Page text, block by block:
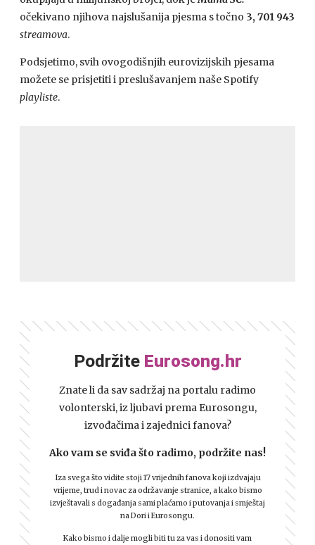
očekivano njihova najslušanija pjesma s točno 3, 701 943
streamova.
Podsjetimo, svih ovogodišnjih eurovizijskih pjesama
možete se prisjetiti i preslušavanjem naše Spotify
playliste.
Podržite Eurosong.hr
Znate li da sav sadržaj na portalu radimo
volonterski, iz ljubavi prema Eurosongu,
izvođačima i zajednici fanova?
Ako vam se sviđa što radimo, podržite nas!
Iza svega što vidite stoji 17 vrijednih fanova koji izdvajaju
vrijeme, trud i novac za održavanje stranice, a kako bismo
izvještavali s događanja sami plaćamo i putovanja i smještaj
na Dori i Eurosongu.
Kako bismo i dalje mogli biti tu za vas i donositi vam